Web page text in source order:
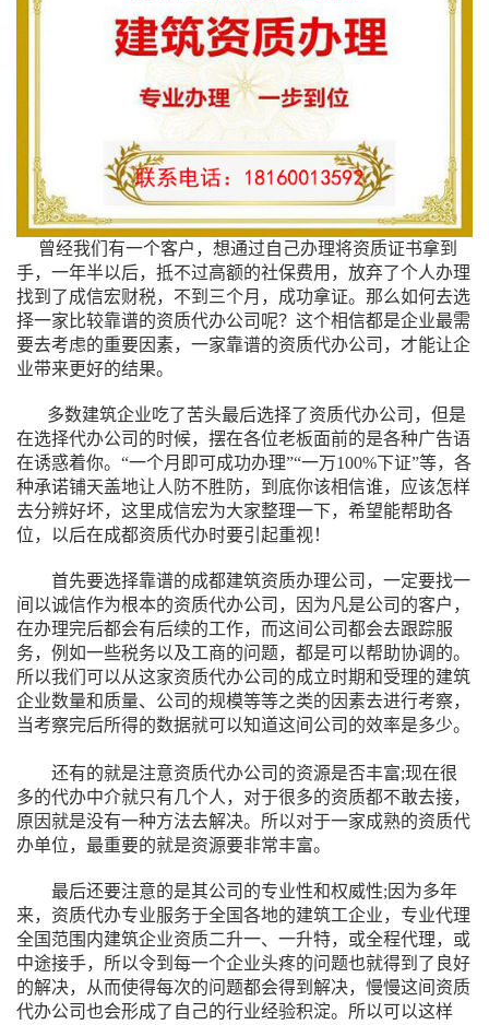
曾经我们有一个客户，想通过自己办理将资质证书拿到
手，一年半以后，抵不过高额的社保费用，放弃了个人办理
找到了成信宏财税，不到三个月，成功拿证。那么如何去选
择一家比较靠谱的资质代办公司呢？这个相信都是企业最需
要去考虑的重要因素，一家靠谱的资质代办公司，才能让企
业带来更好的结果。
多数建筑企业吃了苦头最后选择了资质代办公司，但是
在选择代办公司的时候，摆在各位老板面前的是各种广告语
在诱惑着你。“一个月即可成功办理”“一万100%下证”等，各
种承诺铺天盖地让人防不胜防，到底你该相信谁，应该怎样
去分辨好坏，这里成信宏为大家整理一下，希望能帮助各
位，以后在成都资质代办时要引起重视！
首先要选择靠谱的成都建筑资质办理公司，一定要找一
间以诚信作为根本的资质代办公司，因为凡是公司的客户，
在办理完后都会有后续的工作，而这间公司都会去跟踪服
务，例如一些税务以及工商的问题，都是可以帮助协调的。
所以我们可以从这家资质代办公司的成立时期和受理的建筑
企业数量和质量、公司的规模等等之类的因素去进行考察，
当考察完后所得的数据就可以知道这间公司的效率是多少。
还有的就是注意资质代办公司的资源是否丰富;现在很
多的代办中介就只有几个人，对于很多的资质都不敢去接，
原因就是没有一种方法去解决。所以对于一家成熟的资质代
办单位，最重要的就是资源要非常丰富。
最后还要注意的是其公司的专业性和权威性;因为多年
来，资质代办专业服务于全国各地的建筑工企业，专业代理
全国范围内建筑企业资质二升一、一升特，或全程代理，或
中途接手，所以令到每一个企业头疼的问题也就得到了良好
的解决，从而使得每次的问题都会得到解决，慢慢这间资质
代办公司也会形成了自己的行业经验积淀。所以可以这样